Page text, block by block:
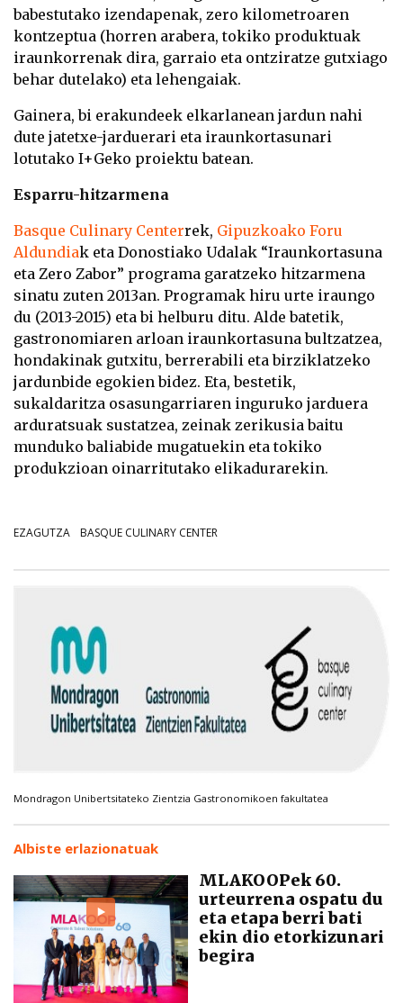
babestutako izendapenak, zero kilometroaren
kontzeptua (horren arabera, tokiko produktuak
iraunkorrenak dira, garraio eta ontziratze gutxiago
behar dutelako) eta lehengaiak.
Gainera, bi erakundeek elkarlanean jardun nahi
dute jatetxe-jarduerari eta iraunkortasunari
lotutako I+Geko proiektu batean.
Esparru-hitzarmena
Basque Culinary Centerrek, Gipuzkoako Foru
Aldundiak eta Donostiako Udalak “Iraunkortasuna
eta Zero Zabor” programa garatzeko hitzarmena
sinatu zuten 2013an. Programak hiru urte iraungo
du (2013-2015) eta bi helburu ditu. Alde batetik,
gastronomiaren arloan iraunkortasuna bultzatzea,
hondakinak gutxitu, berrerabili eta birziklatzeko
jardunbide egokien bidez. Eta, bestetik,
sukaldaritza osasungarriaren inguruko jarduera
arduratsuak sustatzea, zeinak zerikusia baitu
munduko baliabide mugatuekin eta tokiko
produkzioan oinarritutako elikadurarekin.
EZAGUTZA BASQUE CULINARY CENTER
Mondragon Unibertsitateko Zientzia Gastronomikoen fakultatea
Albiste erlazionatuak
MLAKOOPek 60.
urteurrena ospatu du
eta etapa berri bati
ekin dio etorkizunari
begira